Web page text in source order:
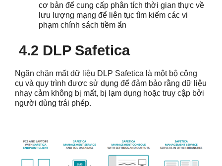
cơ bản để cung cấp phân tích thời gian thực về
lưu lượng mạng để liên tục tìm kiếm các vi
phạm chính sách tiềm ẩn
4.2 DLP Safetica
Ngăn chặn mất dữ liệu DLP Safetica là một bộ công
cụ và quy trình được sử dụng để đảm bảo rằng dữ liệu
nhạy cảm không bị mất, bị lạm dụng hoặc truy cập bởi
người dùng trái phép.